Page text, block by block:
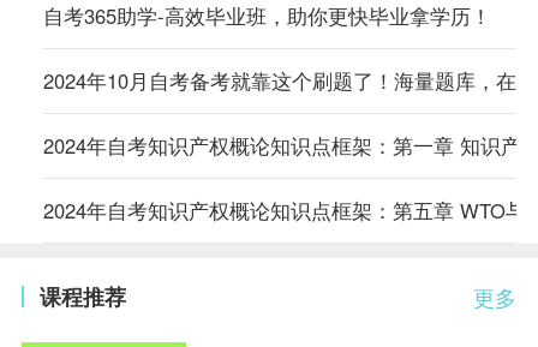
自考365助学-高效毕业班，助你更快毕业拿学历！
2024年10月自考备考就靠这个刷题了！海量题库，在
2024年自考知识产权概论知识点框架：第一章 知识产
2024年自考知识产权概论知识点框架：第五章 WTO与
更多
课程推荐